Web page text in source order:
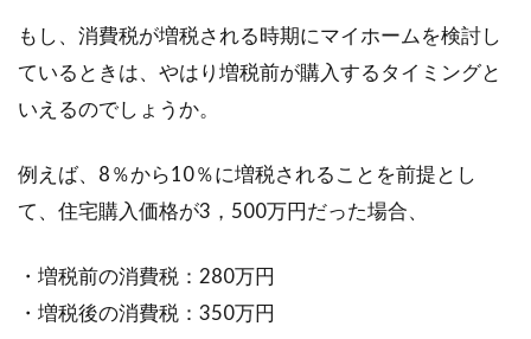
もし、消費税が増税される時期にマイホームを検討し
ているときは、やはり増税前が購入するタイミングと
いえるのでしょうか。
例えば、8％から10％に増税されることを前提とし
て、住宅購入価格が3，500万円だった場合、
・増税前の消費税：280万円
・増税後の消費税：350万円